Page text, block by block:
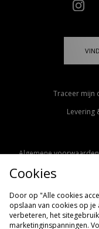
Traceer mijn
Levering
Algemene voorwaarden
Cookie
Cookies
Door op "Alle cookies
opslaan van cookies op
verbeteren, het
marketinginspanningen.